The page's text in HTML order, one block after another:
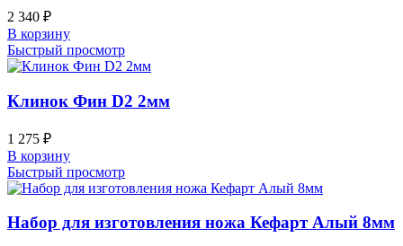
2 340 ₽
В корзину
Быстрый просмотр
Клинок Фин D2 2мм
1 275 ₽
В корзину
Быстрый просмотр
Набор для изготовления ножа Кефарт Алый 8мм